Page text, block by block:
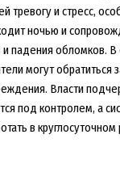
тревогу и стресс,
ночью и
и падения обломков.
могут обратиться
Власти
под контролем, а
в